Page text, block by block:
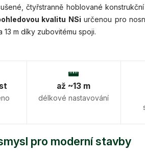
čtyřstranně hoblované
kvalitu NSi určenou pro
m díky zubovitému spoji.
až ~13 m
délkové nastavování
pro moderní stavby